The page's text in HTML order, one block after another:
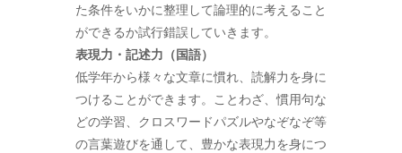
た条件をいかに整理して論理的に考えること
ができるか試行錯誤していきます。
表現力・記述力（国語）
低学年から様々な文章に慣れ、読解力を身に
つけることができます。ことわざ、慣用句な
どの学習、クロスワードパズルやなぞなぞ等
の言葉遊びを通して、豊かな表現力を身につ